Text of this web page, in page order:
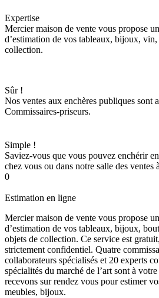
Expertise
Mercier maison de vente vous propose
d’estimation de vos tableaux, bijoux,
collection.
Sûr !
Nos ventes aux enchères publiques sont
Commissaires-priseurs.
Simple !
Saviez-vous que vous pouvez enchérir
chez vous ou dans notre salle des ventes
0
Estimation en ligne
Mercier maison de vente vous propose
d’estimation de vos tableaux, bijoux,
objets de collection. Ce service est
strictement confidentiel. Quatre
collaborateurs spécialisés et 20 experts
spécialités du marché de l’art sont à
recevons sur rendez vous pour estimer
meubles, bijoux.